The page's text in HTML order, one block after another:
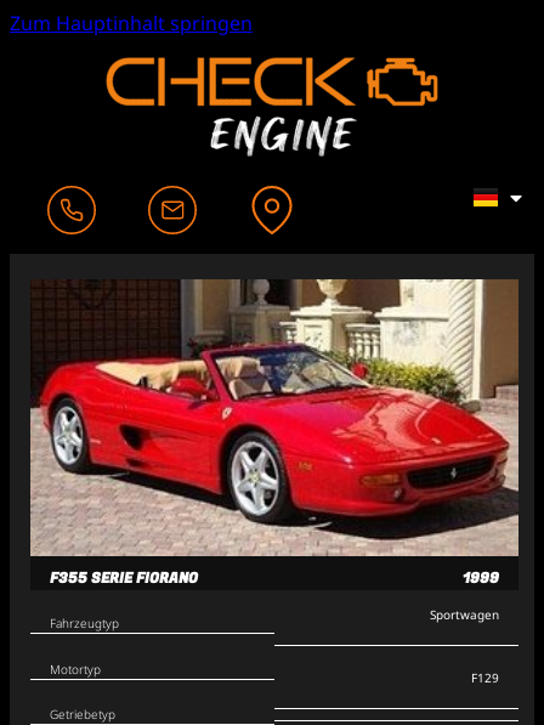
Zum Hauptinhalt springen
F355 SERIE FIORANO 1999
Fahrzeugtyp
Motortyp
Getriebetyp
Sportwagen
F129